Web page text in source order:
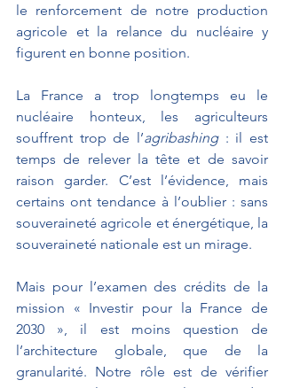
le renforcement de notre production
agricole et la relance du nucléaire y
figurent en bonne position.
La France a trop longtemps eu le
nucléaire honteux, les agriculteurs
souffrent trop de l’agribashing : il est
temps de relever la tête et de savoir
raison garder. C’est l’évidence, mais
certains ont tendance à l’oublier : sans
souveraineté agricole et énergétique, la
souveraineté nationale est un mirage.
Mais pour l’examen des crédits de la
mission « Investir pour la France de
2030 », il est moins question de
l’architecture globale, que de la
granularité. Notre rôle est de vérifier